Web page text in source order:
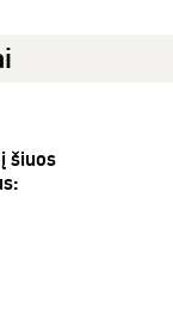
šiuos